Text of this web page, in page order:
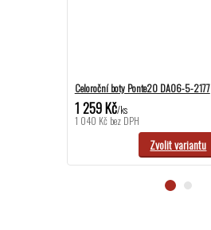
Celoroční boty Ponte20 DA06-5-2177
1 259 Kč/ks
1 040 Kč bez DPH
Zvolit variantu